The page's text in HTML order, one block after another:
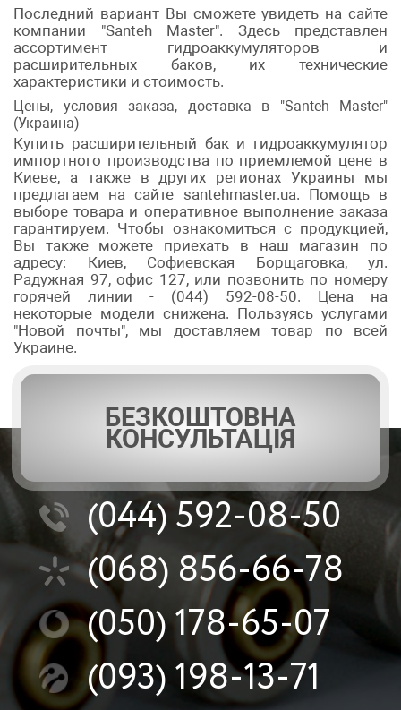
Последний вариант Вы сможете увидеть на сайте
компании "Santeh Master". Здесь представлен
ассортимент гидроаккумуляторов и
расширительных баков, их технические
характеристики и стоимость.
Цены, условия заказа, доставка в "Santeh Master"
(Украина)
Купить расширительный бак и гидроаккумулятор
импортного производства по приемлемой цене в
Киеве, а также в других регионах Украины мы
предлагаем на сайте santehmaster.ua. Помощь в
выборе товара и оперативное выполнение заказа
гарантируем. Чтобы ознакомиться с продукцией,
Вы также можете приехать в наш магазин по
адресу: Киев, Софиевская Борщаговка, ул.
Радужная 97, офис 127, или позвонить по номеру
горячей линии - (044) 592-08-50. Цена на
некоторые модели снижена. Пользуясь услугами
"Новой почты", мы доставляем товар по всей
Украине.
БЕЗКОШТОВНА
КОНСУЛЬТАЦІЯ
(044)592-08-50
(068) 856-66-78
(050)178-65-07
(093)198-13-71